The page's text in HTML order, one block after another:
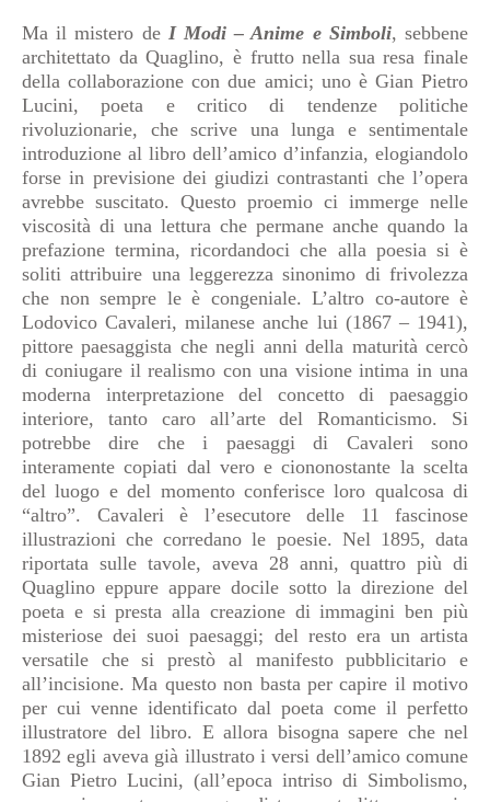
Ma il mistero de I Modi – Anime e Simboli, sebbene
architettato da Quaglino, è frutto nella sua resa finale
della collaborazione con due amici; uno è Gian Pietro
Lucini, poeta e critico di tendenze politiche
rivoluzionarie, che scrive una lunga e sentimentale
introduzione al libro dell’amico d’infanzia, elogiandolo
forse in previsione dei giudizi contrastanti che l’opera
avrebbe suscitato. Questo proemio ci immerge nelle
viscosità di una lettura che permane anche quando la
prefazione termina, ricordandoci che alla poesia si è
soliti attribuire una leggerezza sinonimo di frivolezza
che non sempre le è congeniale. L’altro co-autore è
Lodovico Cavaleri, milanese anche lui (1867 – 1941),
pittore paesaggista che negli anni della maturità cercò
di coniugare il realismo con una visione intima in una
moderna interpretazione del concetto di paesaggio
interiore, tanto caro all’arte del Romanticismo. Si
potrebbe dire che i paesaggi di Cavaleri sono
interamente copiati dal vero e ciononostante la scelta
del luogo e del momento conferisce loro qualcosa di
“altro”. Cavaleri è l’esecutore delle 11 fascinose
illustrazioni che corredano le poesie. Nel 1895, data
riportata sulle tavole, aveva 28 anni, quattro più di
Quaglino eppure appare docile sotto la direzione del
poeta e si presta alla creazione di immagini ben più
misteriose dei suoi paesaggi; del resto era un artista
versatile che si prestò al manifesto pubblicitario e
all’incisione. Ma questo non basta per capire il motivo
per cui venne identificato dal poeta come il perfetto
illustratore del libro. E allora bisogna sapere che nel
1892 egli aveva già illustrato i versi dell’amico comune
Gian Pietro Lucini, (all’epoca intriso di Simbolismo,